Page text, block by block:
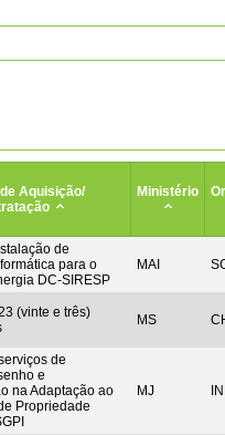
Aquisição/
Ministério
de
para o
DC-SIRESP
MAI
(vinte e três)
MS
de
e
na Adaptação ao
Propriedade
MJ